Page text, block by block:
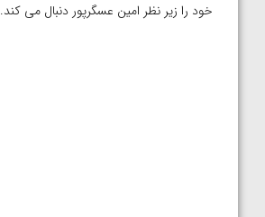
خود را زیر نظر امین عسگرپور دنبال می کند.